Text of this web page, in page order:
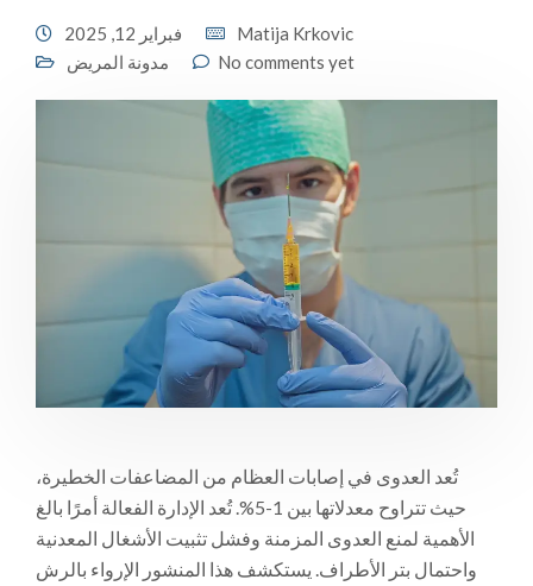
فبراير 12, 2025
Matija Krkovic
مدونة المريض
No comments yet
تُعد العدوى في إصابات العظام من المضاعفات الخطيرة،
حيث تتراوح معدلاتها بين 1-5%. تُعد الإدارة الفعالة أمرًا بالغ
الأهمية لمنع العدوى المزمنة وفشل تثبيت الأشغال المعدنية
واحتمال بتر الأطراف. يستكشف هذا المنشور الإرواء بالرش